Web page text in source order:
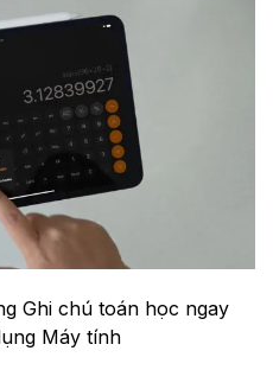
Ghi chú toán học ngay
Máy tính